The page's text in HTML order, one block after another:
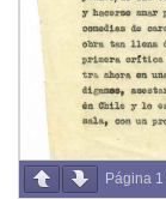
Página 1